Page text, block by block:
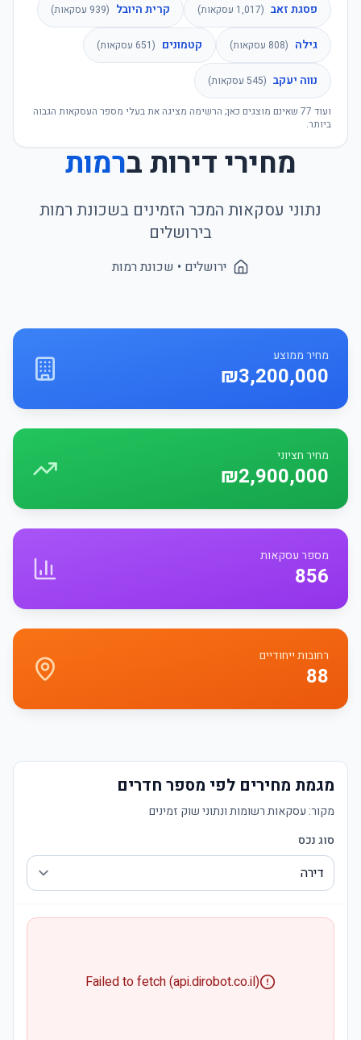
פסגת זאב (
1,017 עסקאות) קרית היובל (
939 עסקאות)
גילה (
808 עסקאות) קטמונים (
651 עסקאות)
נווה יעקב (
545 עסקאות)
ועוד 77 שאינם מוצגים כאן; הרשימה מציגה את בעלי מספר העסקאות הגבוה
ביותר.
מחירי דירות ברמות
נתוני עסקאות המכר הזמינים בשכונת רמות
בירושלים
ירושלים • שכונתרמות
מחיר ממוצע
₪3,200,000
מחיר חציוני
₪2,900,000
מספר עסקאות
856
רחובות ייחודיים
88
מגמת מחירים לפי מספר חדרים
מקור: עסקאות רשומות ונתוני שוק זמינים
סוג נכס
Failed to fetch (api.dirobot.co.il)